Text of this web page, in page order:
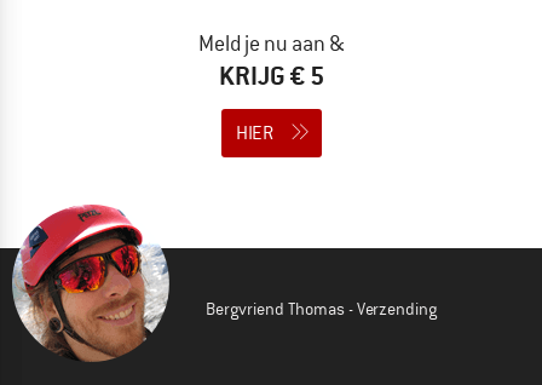
Meld je nu aan &
KRIJG € 5
HIER
Bergvriend Thomas - Verzending